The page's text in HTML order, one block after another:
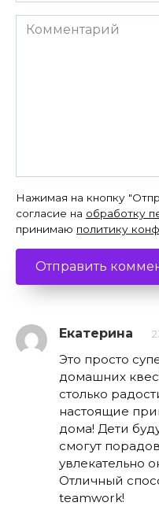
Комментарий
Нажимая на кнопку
согласие на обработку
принимаю политику
Екатерина
Это просто
домашних
столько
настоящие
дома! Дети
смогут
увлекательно
Отличный
teamwork!